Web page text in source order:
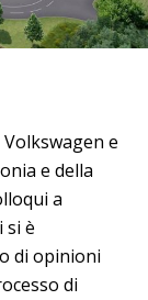
e
e della
a
si è
di opinioni
di